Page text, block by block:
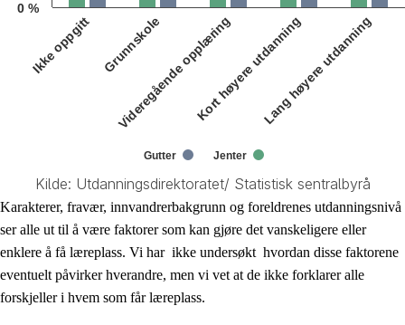
Kilde: Utdanningsdirektoratet/ Statistisk sentralbyrå
Ikke oppgitt Grunnskole
Videregående opplæringKort høyere utdanningLang høyere utdanning
0 %
Jenter
Gutter
End of interactive chart.
Karakterer, fravær, innvandrerbakgrunn og foreldrenes utdanningsnivå
ser alle ut til å være faktorer som kan gjøre det vanskeligere eller
enklere å få læreplass. Vi har ikke undersøkt hvordan disse faktorene
eventuelt påvirker hverandre, men vi vet at de ikke forklarer alle
forskjeller i hvem som får læreplass.